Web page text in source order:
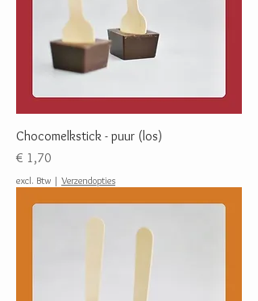
Chocomelkstick - puur (los)
Prijs
€ 1,70
excl. Btw | Verzendopties